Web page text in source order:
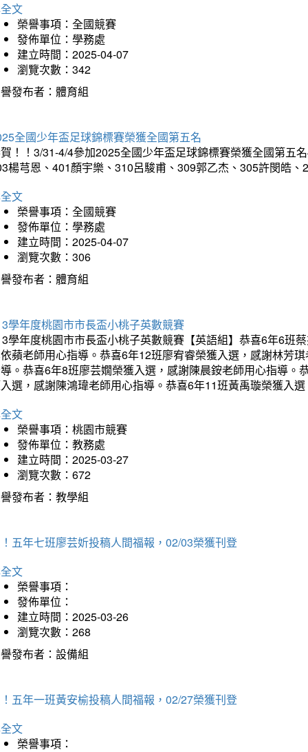
文
榮譽事項：全國競賽
發佈單位：學務處
建立時間：2025-04-07
瀏覽次數：342
發布者：體育組
全國少年盃足球錦標賽榮獲全國第五名
！！3/31-4/4參加2025全國少年盃足球錦標賽榮獲全國第五
楊芎恩、401顏宇樂、310呂駿甫、309郭乙杰、305許閔皓
文
榮譽事項：全國競賽
發佈單位：學務處
建立時間：2025-04-07
瀏覽次數：306
發布者：體育組
學年度桃園市市長盃小桃子英數競賽
學年度桃園市市長盃小桃子英數競賽【英語組】恭喜6年6班
蘋老師用心指導。恭喜6年12班廖宥睿榮獲入選，感謝林芳
。恭喜6年8班廖芸嫺榮獲入選，感謝陳晨銨老師用心指導
選，感謝陳鴻瑋老師用心指導。恭喜6年11班黃禹璇榮獲入
文
榮譽事項：桃園市競賽
發佈單位：教務處
建立時間：2025-03-27
瀏覽次數：672
發布者：教學組
五年七班廖芸妡投稿人間福報，02/03榮獲刊登
文
榮譽事項：
發佈單位：
建立時間：2025-03-26
瀏覽次數：268
發布者：設備組
五年一班黃安榆投稿人間福報，02/27榮獲刊登
文
榮譽事項：